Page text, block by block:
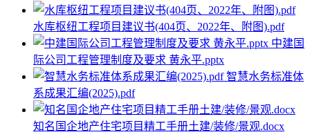
水库枢纽工程项目建议书(404页、2022年、附图).pdf
中建国
际公司工程管理制度及要求 黄永平.pptx
智慧水务标准体
系成果汇编(2025).pdf
知名国企地产住宅项目精工手册土建/装修/景观.docx